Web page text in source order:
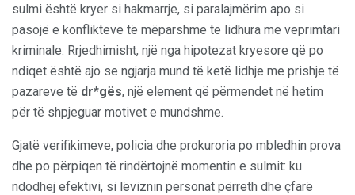
sulmi është kryer si hakmarrje, si paralajmërim apo si
pasojë e konflikteve të mëparshme të lidhura me veprimtari
kriminale. Rrjedhimisht, një nga hipotezat kryesore që po
ndiqet është ajo se ngjarja mund të ketë lidhje me prishje të
pazareve të dr*gës, një element që përmendet në hetim
për të shpjeguar motivet e mundshme.
Gjatë verifikimeve, policia dhe prokuroria po mbledhin prova
dhe po përpiqen të rindërtojnë momentin e sulmit: ku
ndodhej efektivi, si lëviznin personat përreth dhe çfarë